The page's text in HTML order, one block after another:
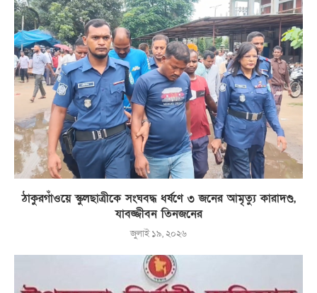
ঠাকুরগাঁওয়ে স্কুলছাত্রীকে সংঘবদ্ধ ধর্ষণে ৩ জনের আমৃত্যু কারাদণ্ড,
যাবজ্জীবন তিনজনের
জুলাই ১৯, ২০২৬